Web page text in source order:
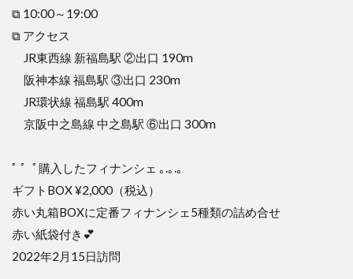
⧉ 10:00～19:00
⧉ アクセス
JR東西線 新福島駅 ②出口 190m
阪神本線 福島駅 ③出口 230m
JR環状線 福島駅 400m
京阪中之島線 中之島駅 ⑥出口 300m
ﾟ ゜ﾟ購入したフィナンシェ ｡.｡.｡
ギフトBOX ¥2,000（税込）
赤い丸箱BOXに定番フィナンシェ5種類の詰め合せ
赤い紙袋付き💕
2022年2月15日訪問